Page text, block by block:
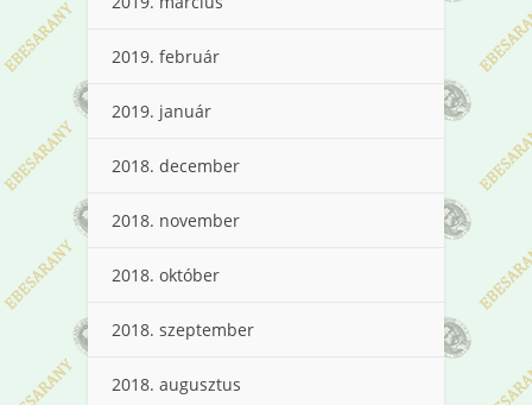
2019. február
2019. január
2018. december
2018. november
2018. október
2018. szeptember
2018. augusztus